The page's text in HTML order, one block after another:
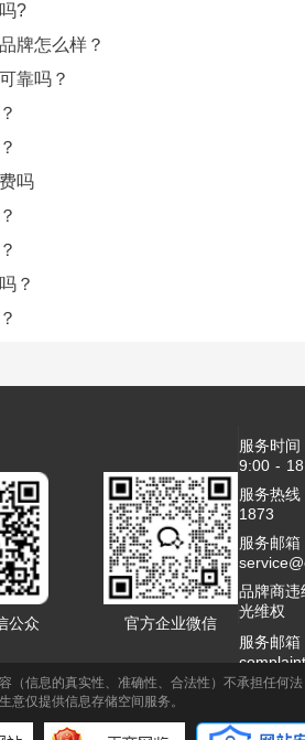
?
牌怎么样？
靠吗？
吗
？
公众
官方企业微信
服务时
9:00 -
服务热
1873
服务邮箱
品牌商违
光维权
服务邮箱
客服QQ
商务合作
（信息的真实性、准确性、合法性）不承担任何法
意仅提供信息存储空间服务。